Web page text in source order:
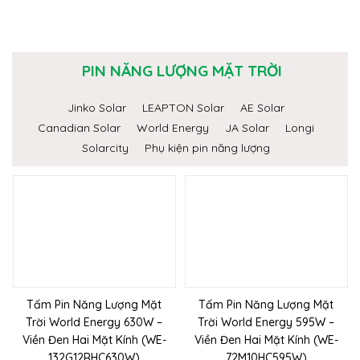
PIN NĂNG LƯỢNG MẶT TRỜI
Jinko Solar LEAPTON Solar
AE Solar
Canadian Solar
World Energy JA Solar
Longi
Solarcity
Phụ kiện pin năng lượng
Tấm Pin Năng Lượng Mặt
Trời World Energy 630W –
Viền Đen Hai Mặt Kính (WE-
Tấm Pin Năng Lượng Mặt
Trời World Energy 595W –
Viền Đen Hai Mặt Kính (WE-